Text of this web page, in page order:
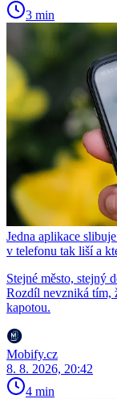
3 min
Jedna aplikace
v telefonu tak liší a
Stejné město, stejný
Rozdíl nevzniká tím,
kapotou.
Mobify.cz
8. 8. 2026, 20:42
4 min